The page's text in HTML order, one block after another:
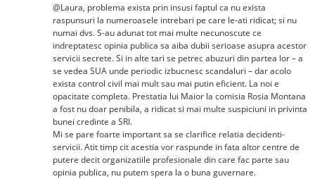
@Laura, problema exista prin insusi faptul ca nu exista
raspunsuri la numeroasele intrebari pe care le-ati ridicat; si nu
numai dvs. S-au adunat tot mai multe necunoscute ce
indreptatesc opinia publica sa aiba dubii serioase asupra acestor
servicii secrete. Si in alte tari se petrec abuzuri din partea lor – a
se vedea SUA unde periodic izbucnesc scandaluri – dar acolo
exista control civil mai mult sau mai putin eficient. La noi e
opacitate completa. Prestatia lui Maior la comisia Rosia Montana
a fost nu doar penibila, a ridicat si mai multe suspiciuni in privinta
bunei credinte a SRI.
Mi se pare foarte important sa se clarifice relatia decidenti-
servicii. Atit timp cit acestia vor raspunde in fata altor centre de
putere decit organizatiile profesionale din care fac parte sau
opinia publica, nu putem spera la o buna guvernare.